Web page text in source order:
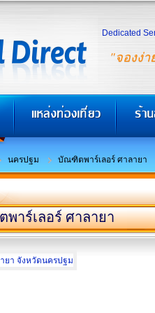
"จองง่า
Dedicated
นครปฐม บัณฑิตพาร์เลอร์ ศาลายา
าร์เลอร์ ศาลายา